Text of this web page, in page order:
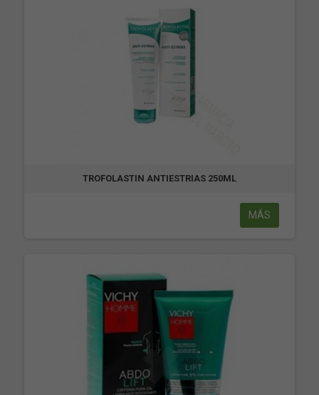
TROFOLASTIN ANTIESTRIAS 250ML
MÁS